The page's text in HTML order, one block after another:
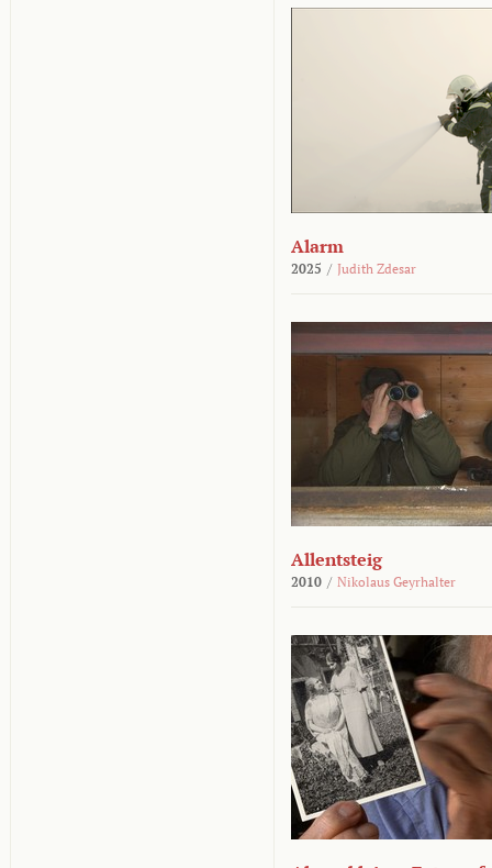
Alarm
2025 / Judith Zdesar
Allentsteig
2010 / Nikolaus Geyrhalter